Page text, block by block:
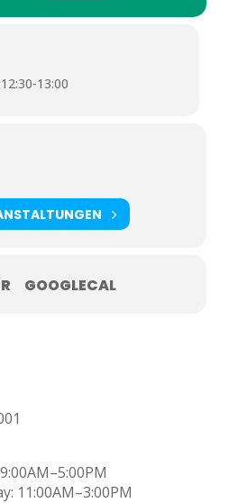
12:30-13:00
GOOGLECAL
11:00AM–3:00PM